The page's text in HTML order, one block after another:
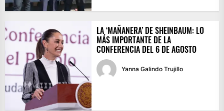
LA ‘MAÑANERA’ DE SHEINBAUM: LO
MÁS IMPORTANTE DE LA
CONFERENCIA DEL 6 DE AGOSTO
Yanna Galindo Trujillo